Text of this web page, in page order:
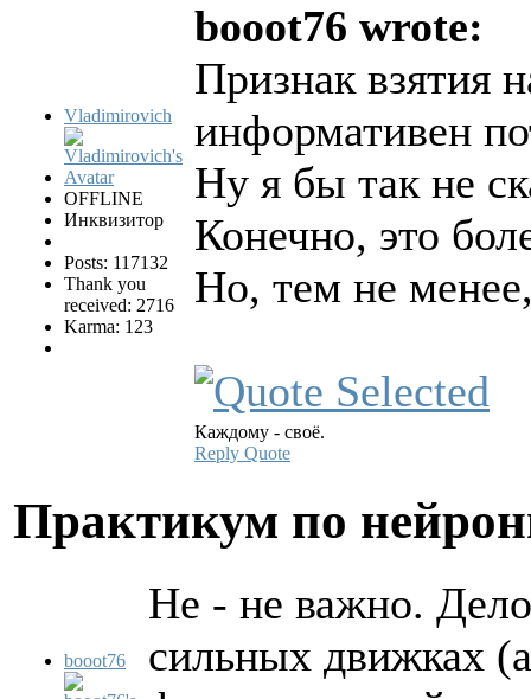
Vladimirovich
OFFLINE
Инквизитор
Posts: 117132
Thank you
received: 2716
Karma: 123
booot76 wrote:
Признак взятия
информативен
Ну я бы так не
Конечно, это
Но, тем не
Каждому - своё.
Reply Quote
Практикум по
booot76
Не - не важно.
сильных движках